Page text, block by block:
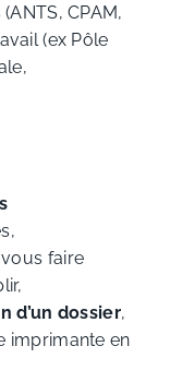
CPAM,
(ex Pôle
vous faire
d’un dossier,
imprimante en